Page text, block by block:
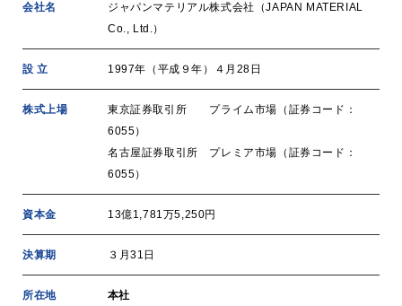
会社名
ジャパンマテリアル株式会社（JAPAN MATERIAL
Co., Ltd.）
設 立 1997年（平成９年）４月28日
株式上場
東京証券取引所 プライム市場（証券コード：
6055）
名古屋証券取引所 プレミア市場（証券コード：
6055）
資本金 13億1,781万5,250円
決算期 ３月31日
所在地
本社